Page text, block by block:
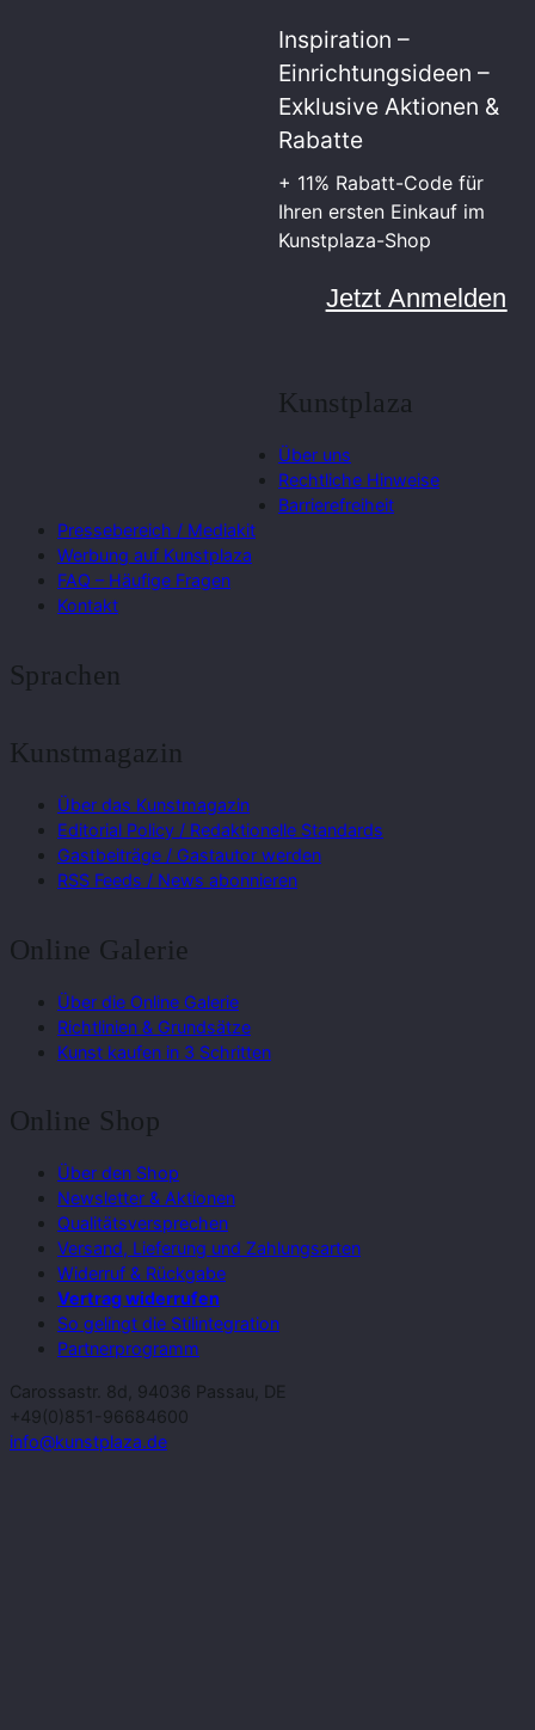
Inspiration –
Einrichtungsideen –
Exklusive Aktionen &
Rabatte
+ 11% Rabatt-Code für
Ihren ersten Einkauf im
Kunstplaza-Shop
Jetzt Anmelden
Kunstplaza
Über uns
Rechtliche Hinweise
Barrierefreiheit
Pressebereich / Mediakit
Werbung auf Kunstplaza
FAQ – Häufige Fragen
Kontakt
Sprachen
Kunstmagazin
Über das Kunstmagazin
Editorial Policy / Redaktionelle Standards
Gastbeiträge / Gastautor werden
RSS Feeds / News abonnieren
Online Galerie
Über die Online Galerie
Richtlinien & Grundsätze
Kunst kaufen in 3 Schritten
Online Shop
Über den Shop
Newsletter & Aktionen
Qualitätsversprechen
Versand, Lieferung und Zahlungsarten
Widerruf & Rückgabe
Vertrag widerrufen
So gelingt die Stilintegration
Partnerprogramm
Carossastr. 8d, 94036 Passau, DE
+49(0)851-96684600
info@kunstplaza.de